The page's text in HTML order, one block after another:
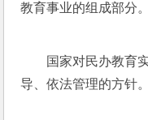
教育事业的组成部分。
国家对民办教育
导、依法管理的方针。